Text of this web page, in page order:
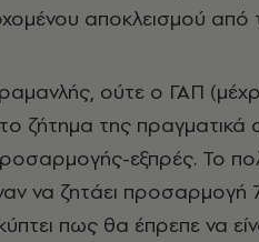
αποκλεισμού από
ούτε ο ΓΑΠ
ζήτημα της πραγματικά
εξπρές. Το
να ζητάει
πως θα έπρεπε να